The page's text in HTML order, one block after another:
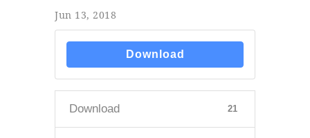
Jun 13, 2018
Download
Download 21